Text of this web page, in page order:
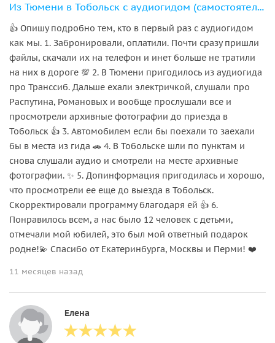
Из Тюмени в Тобольск с аудиогидом (самостоятельная экскурсия без гида)
👍 Опишу подробно тем, кто в первый раз с аудиогидом
как мы. 1. Забронировали, оплатили. Почти сразу пришли
файлы, скачали их на телефон и инет больше не тратили
на них в дороге 💯 2. В Тюмени пригодилось из аудиогида
про Транссиб. Дальше ехали электричкой, слушали про
Распутина, Романовых и вообще прослушали все и
просмотрели архивные фотографии до приезда в
Тобольск 👍 3. Автомобилем если бы поехали то заехали
бы в места из гида 🚗 4. В Тобольске шли по пунктам и
снова слушали аудио и смотрели на месте архивные
фотографии. ✨ 5. Допинформация пригодилась и хорошо,
что просмотрели ее еще до выезда в Тобольск.
Скорректировали программу благодаря ей 👍 6.
Понравилось всем, а нас было 12 человек с детьми,
отмечали мой юбилей, это был мой ответный подарок
родне!💫 Спасибо от Екатеринбурга, Москвы и Перми! ❤️
11 месяцев назад
Елена